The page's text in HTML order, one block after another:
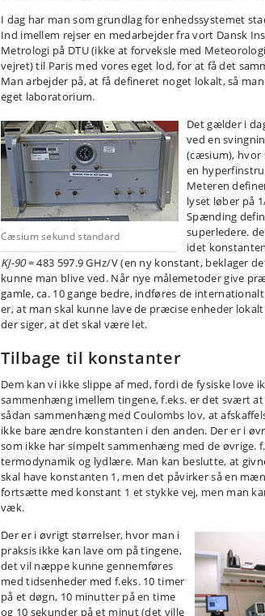
I dag har man som grundlag for enhedssystemet
Ind imellem rejser en medarbejder fra vort Dansk
Metrologi på DTU (ikke at forveksle med
vejret) til Paris med vores eget lod, for at få det
Man arbejder på, at få defineret noget lokalt, så
eget laboratorium.
Cæsium sekund standard
Det gælder i
ved en
(cæsium), hvor
en
Meteren
lyset løber på
Spænding
superledere.
idet
KJ-90= 483 597.9 GHz/V (en ny konstant, beklager
kunne man blive ved. Når nye målemetoder give
gamle, ca. 10 gange bedre, indføres de
er, at man skal kunne lave de præcise enheder
der siger, at det skal være let.
Tilbage til konstanter
Dem kan vi ikke slippe af med, fordi de fysiske love
sammenhæng imellem tingene, f.eks. er det svært
sådan sammenhæng med Coulombs lov, at
ikke bare ændre konstanten i den anden. Der er i
som ikke har simpelt sammenhæng med de øvrige.
termodynamik og lydlære. Man kan beslutte, at
skal have konstanten 1, men det påvirker så en
fortsætte med konstant 1 et stykke vej, men man
væk.
Der er i øvrigt størrelser, hvor man i
praksis ikke kan lave om på tingene,
det vil næppe kunne gennemføres
med tidsenheder med f.eks. 10 timer
på et døgn, 10 minutter på en time
og 10 sekunder på et minut (det ville